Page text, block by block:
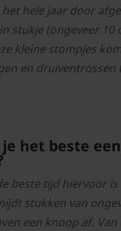
het hele jaar door
stukje (ongeveer 10
kleine stompjes
en druiventrossen
je het beste
beste tijd hiervoor
stukken van
een knoop af.